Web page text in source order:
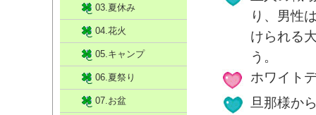
り、男性
けられる
う。
ホワイト
旦那様か
03.夏休み
04.花火
05.キャンプ
06.夏祭り
07.お盆